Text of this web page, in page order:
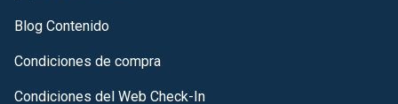
Blog Contenido
Condiciones de compra
Condiciones del Web Check-In